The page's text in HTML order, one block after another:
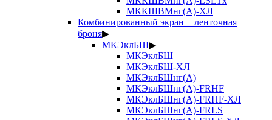
МККШВМнг(А)-ХЛ
Комбинированный экран + ленточная
броня▶
МКЭклБШ▶
МКЭклБШ
МКЭклБШ-ХЛ
МКЭклБШнг(А)
МКЭклБШнг(А)-FRHF
МКЭклБШнг(А)-FRHF-ХЛ
МКЭклБШнг(А)-FRLS